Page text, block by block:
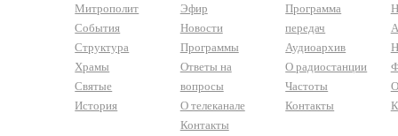
Митрополит
События
Структура
Храмы
Святые
История
Эфир
Новости
Программы
Ответы на
вопросы
О телеканале
Контакты
Программа
передач
Аудиоархив
О радиостанции
Частоты
Контакты